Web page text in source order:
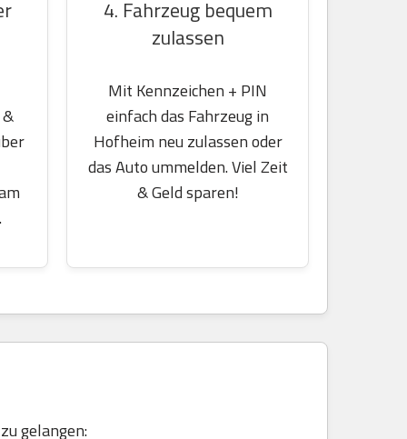
4. Fahrzeug bequem
zulassen
Mit Kennzeichen + PIN
einfach das Fahrzeug in
Hofheim neu zulassen oder
das Auto ummelden. Viel Zeit
& Geld sparen!
gelangen: